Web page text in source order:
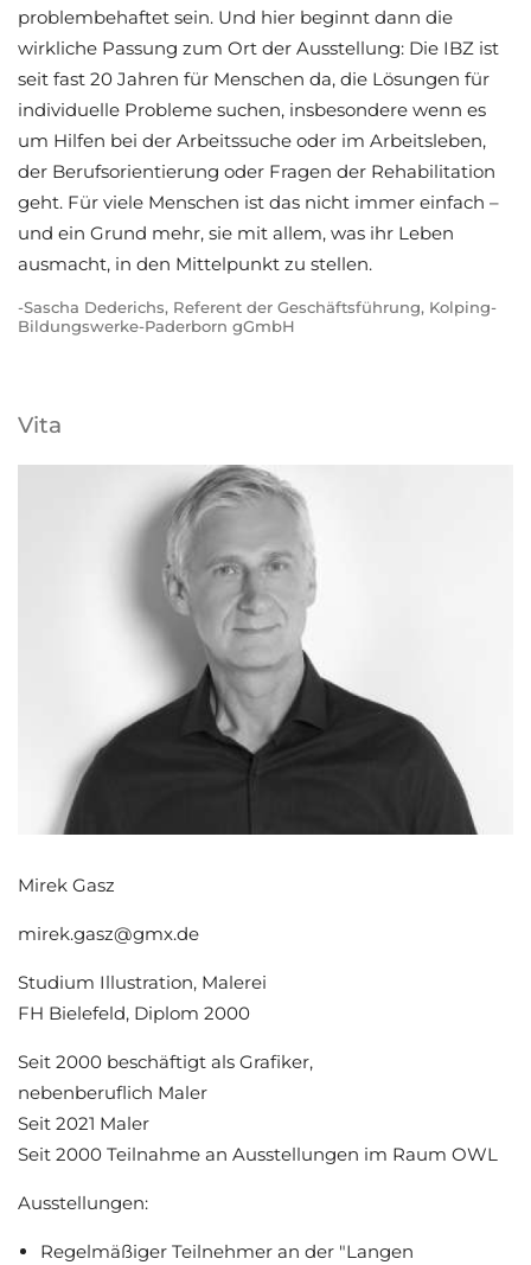
problembehaftet sein. Und hier beginnt dann die
wirkliche Passung zum Ort der Ausstellung: Die IBZ ist
seit fast 20 Jahren für Menschen da, die Lösungen für
individuelle Probleme suchen, insbesondere wenn es
um Hilfen bei der Arbeitssuche oder im Arbeitsleben,
der Berufsorientierung oder Fragen der Rehabilitation
geht. Für viele Menschen ist das nicht immer einfach –
und ein Grund mehr, sie mit allem, was ihr Leben
ausmacht, in den Mittelpunkt zu stellen.
-Sascha Dederichs, Referent der Geschäftsführung, Kolping-
Bildungswerke-Paderborn gGmbH
Vita
Mirek Gasz
mirek.gasz@gmx.de
Studium Illustration, Malerei
FH Bielefeld, Diplom 2000
Seit 2000 beschäftigt als Grafiker,
nebenberuflich Maler
Seit 2021 Maler
Seit 2000 Teilnahme an Ausstellungen im Raum OWL
Ausstellungen:
Regelmäßiger Teilnehmer an der "Langen